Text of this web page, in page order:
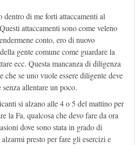
dentro di me forti attaccamenti al
attaccamenti sono come veleno
conto, ero di nuovo
gente comune come guardare la
ecc. Questa mancanza di diligenza
che se uno vuole essere diligente deve
senza allentare un poco.
si alzano alle 4 o 5 del mattino per
la Fa, qualcosa che devo fare da ora
dove sono stata in grado di
presto per fare gli esercizi e